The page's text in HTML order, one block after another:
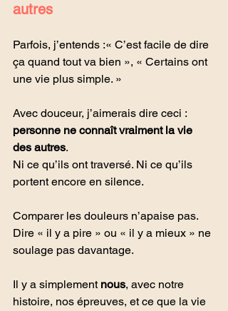
autres
Parfois, j’entends :« C’est facile de dire
ça quand tout va bien », « Certains ont
une vie plus simple. »
Avec douceur, j’aimerais dire ceci :
personne ne connaît vraiment la vie
des autres.
Ni ce qu’ils ont traversé. Ni ce qu’ils
portent encore en silence.
Comparer les douleurs n’apaise pas.
Dire « il y a pire » ou « il y a mieux » ne
soulage pas davantage.
Il y a simplement nous, avec notre
histoire, nos épreuves, et ce que la vie